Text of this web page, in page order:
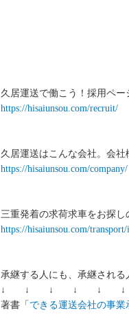
久居運送で働こう！採用ペー
https://hisaiunsou.com/recruit/
久居運送はこんな会社。会社
https://hisaiunsou.com/company/
三重発着の求荷求車をお探し
https://hisaiunsou.com/
承継する人にも、承継され
↓ ↓ ↓ ↓ ↓ ↓
著書「 できる運送会社の事業